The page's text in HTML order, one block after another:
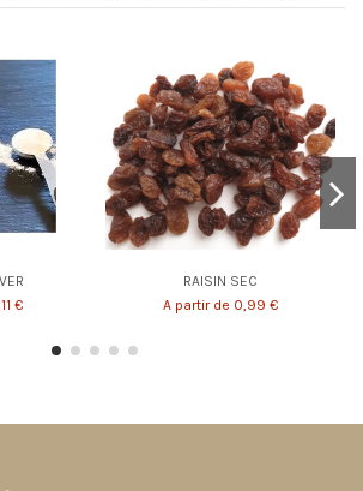
€
RAISIN SEC
A partir de 0,99 €